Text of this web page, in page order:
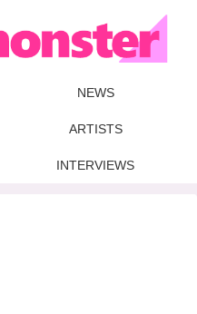
NEWS
ARTISTS
INTERVIEWS